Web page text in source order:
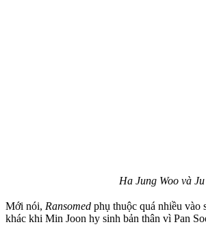
Ha Jung Woo và
Mới nói, Ransomed phụ thuộc quá nhiều vào
khác khi Min Joon hy sinh bản thân vì Pan